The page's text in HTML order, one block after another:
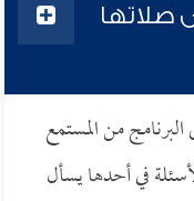
صلاتها
من المستمع
في أحدها يسأل